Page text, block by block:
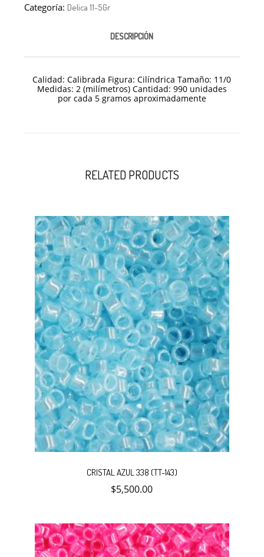
Categoría:Delica 11-5Gr
DESCRIPCIÓN
Calidad: Calibrada Figura: Cilíndrica Tamaño: 11/0
Medidas: 2 (milímetros) Cantidad: 990 unidades
por cada 5 gramos aproximadamente
RELATED PRODUCTS
CRISTAL AZUL 338 (TT-143)
$5,500.00